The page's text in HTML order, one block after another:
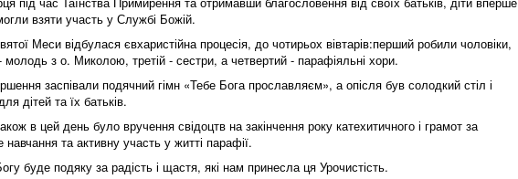
взяти участь у Службі Божій.
Меси відбулася євхаристійна процесія, до чотирьох вівтарів:перший робили чоловіки,
молодь з о. Миколою, третій - сестри, а четвертий - парафіяльні хори.
заспівали подячний гімн «Тебе Бога прославляєм», а опісля був солодкий стіл і
дітей та їх батьків.
в цей день було вручення свідоцтв на закінчення року катехитичного і грамот за
навчання та активну участь у житті парафії.
буде подяку за радість і щастя, які нам принесла ця Урочистість.